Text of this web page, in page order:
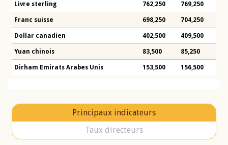
Livre sterling 762,250 769,250
Franc suisse 698,250 704,250
Dollar canadien 402,500 409,500
Yuan chinois 83,500 85,250
Dirham Emirats Arabes Unis 153,500 156,500
Principaux indicateurs
Taux directeurs